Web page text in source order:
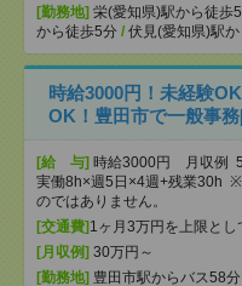
[勤務地] 栄(愛知県)駅から徒歩
から徒歩5分 / 伏見(愛知県)駅
時給3000円！未経験
OK！豊田市で一般事
[給 与] 時給3000円 月収例
実働8h×週5日×4週+残業30h ※
のではありません。
[交通費] 1ヶ月3万円を上限とし
[月収例] 30万円～
[勤務地] 豊田市駅からバス58分